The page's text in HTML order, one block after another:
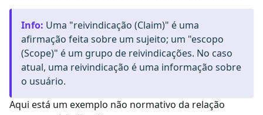
Info: Uma "reivindicação (Claim)" é uma
afirmação feita sobre um sujeito; um "escopo
(Scope)" é um grupo de reivindicações. No caso
atual, uma reivindicação é uma informação sobre
o usuário.
Aqui está um exemplo não normativo da relação